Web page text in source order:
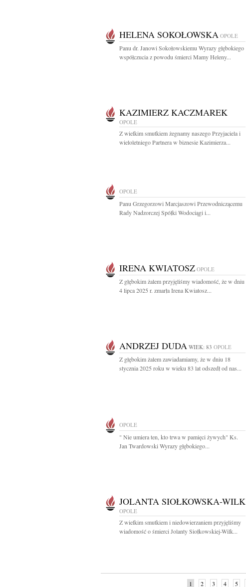
HELENA SOKOŁOWSKA OPOLE
Panu dr. Janowi Sokołowskiemu Wyrazy głębokiego
współczucia z powodu śmierci Mamy Heleny...
KAZIMIERZ KACZMAREK
OPOLE
Z wielkim smutkiem żegnamy naszego Przyjaciela i
wieloletniego Partnera w biznesie Kazimierza...
OPOLE
Panu Grzegorzowi Marcjaszowi Przewodniczącemu
Rady Nadzorczej Spółki Wodociągi i...
IRENA KWIATOSZ OPOLE
Z głębokim żalem przyjęliśmy wiadomość, że w dniu
4 lipca 2025 r. zmarła Irena Kwiatosz...
ANDRZEJ DUDA WIEK: 83 OPOLE
Z głębokim żalem zawiadamiamy, że w dniu 18
stycznia 2025 roku w wieku 83 lat odszedł od nas...
OPOLE
" Nie umiera ten, kto trwa w pamięci żywych" Ks.
Jan Twardowski Wyrazy głębokiego...
JOLANTA SIOŁKOWSKA-WILK
OPOLE
Z wielkim smutkiem i niedowierzaniem przyjęliśmy
wiadomość o śmierci Jolanty Siołkowskiej-Wilk...
1 2 3 4 5